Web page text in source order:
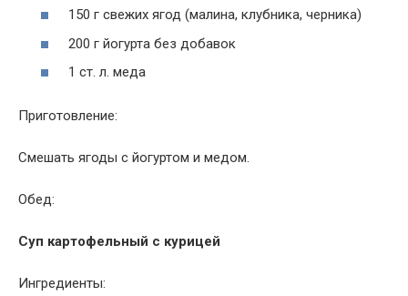
150 г свежих ягод (малина, клубника, черника)
200 г йогурта без добавок
1 ст. л. меда
Приготовление:
Смешать ягоды с йогуртом и медом.
Обед:
Суп картофельный с курицей
Ингредиенты: